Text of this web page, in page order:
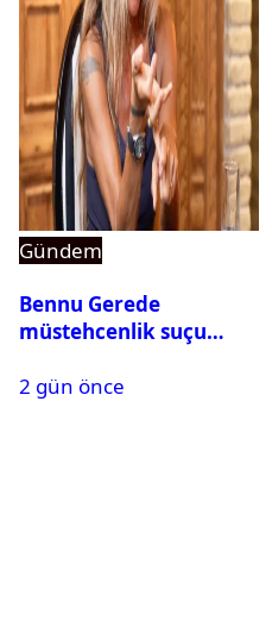
Gündem
Bennu Gerede
müstehcenlik suçu
alındı
2 gün önce